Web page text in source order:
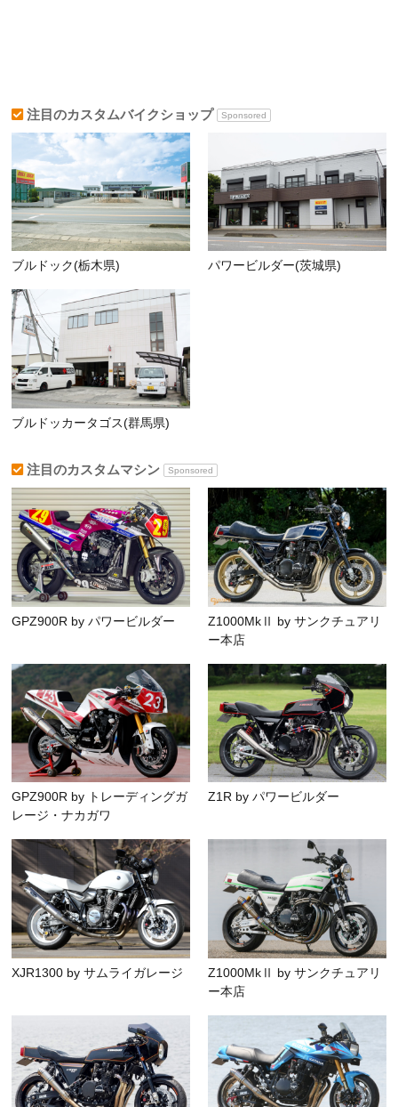
注目のカスタムバイクショップ Sponsored
ブルドック(栃木県) パワービルダー(茨城県)
ブルドッカータゴス(群馬県)
注目のカスタムマシン Sponsored
GPZ900R by パワービルダー
Z1000MkⅡ by サンクチュアリ
ー本店
GPZ900R by トレーディングガ
レージ・ナカガワ
Z1R by パワービルダー
XJR1300 by サムライガレージ
Z1000MkⅡ by サンクチュアリ
ー本店